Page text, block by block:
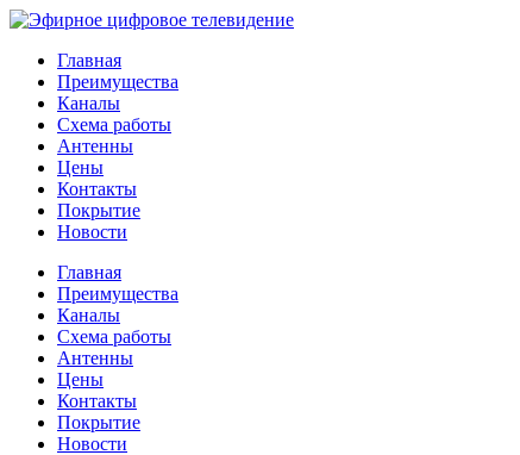
Главная
Преимущества
Каналы
Схема работы
Антенны
Цены
Контакты
Покрытие
Новости
Главная
Преимущества
Каналы
Схема работы
Антенны
Цены
Контакты
Покрытие
Новости